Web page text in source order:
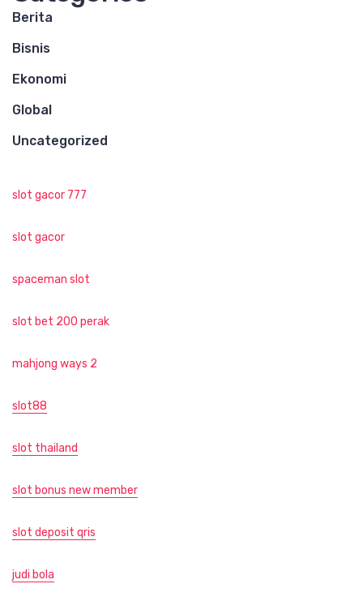
Berita
Bisnis
Ekonomi
Global
Uncategorized
slot gacor 777
slot gacor
spaceman slot
slot bet 200 perak
mahjong ways 2
slot88
slot thailand
slot bonus new member
slot deposit qris
judi bola